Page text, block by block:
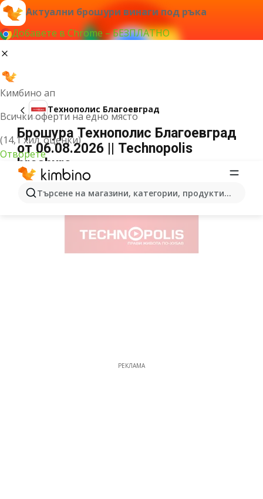
Актуални брошури винаги под ръка
Добавете в Chrome – БЕЗПЛАТНО
Кимбино ап
Всички оферти на едно място
(14,1 хил. оценки)
Отворете
Търсене на магазини, категории, продукти...
Технополис Благоевград
Брошура Технополис Благоевград
от 06.08.2026 || Technopolis
broshura
РЕКЛАМА